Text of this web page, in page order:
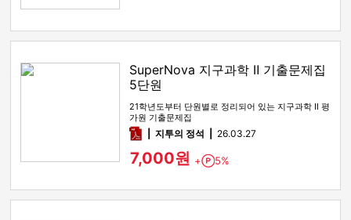
SuperNova 지구과학 Ⅱ 기출문제집
5단원
21학년도부터 단원별로 정리되어 있는 지구과학 Ⅱ 평
가원 기출문제집
pdf지투의 정석 26.03.27
7,000원 + Point
5%